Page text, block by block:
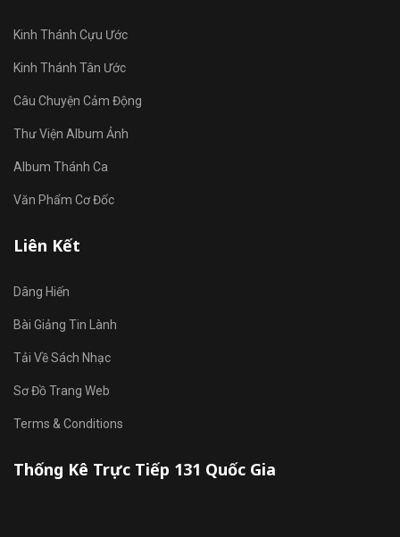
Kinh Thánh Cựu Ước
Kinh Thánh Tân Ước
Câu Chuyện Cảm Động
Thư Viện Album Ảnh
Album Thánh Ca
Văn Phẩm Cơ Đốc
Liên Kết
Dâng Hiến
Bài Giảng Tin Lành
Tải Về Sách Nhạc
Sơ Đồ Trang Web
Terms & Conditions
Thống Kê Trực Tiếp 131 Quốc Gia